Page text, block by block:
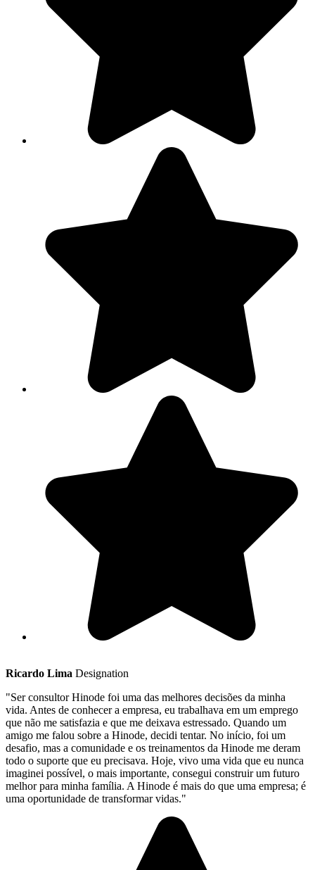
Ricardo Lima Designation
"Ser consultor Hinode foi uma das melhores decisões da minha
vida. Antes de conhecer a empresa, eu trabalhava em um emprego
que não me satisfazia e que me deixava estressado. Quando um
amigo me falou sobre a Hinode, decidi tentar. No início, foi um
desafio, mas a comunidade e os treinamentos da Hinode me deram
todo o suporte que eu precisava. Hoje, vivo uma vida que eu nunca
imaginei possível, o mais importante, consegui construir um futuro
melhor para minha família. A Hinode é mais do que uma empresa; é
uma oportunidade de transformar vidas."